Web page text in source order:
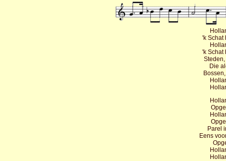
'k Schat
'k Schat
Die
Parel
Eens